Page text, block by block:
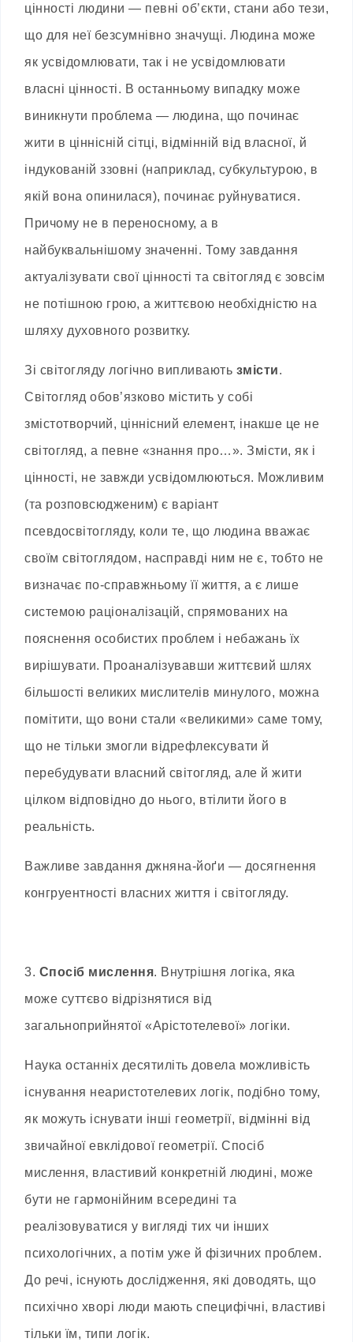
цінності людини — певні об’єкти, стани або тези,
що для неї безсумнівно значущі. Людина може
як усвідомлювати, так і не усвідомлювати
власні цінності. В останньому випадку може
виникнути проблема — людина, що починає
жити в ціннісній сітці, відмінній від власної, й
індукованій ззовні (наприклад, субкультурою, в
якій вона опинилася), починає руйнуватися.
Причому не в переносному, а в
найбуквальнішому значенні. Тому завдання
актуалізувати свої цінності та світогляд є зовсім
не потішною грою, а життєвою необхідністю на
шляху духовного розвитку.
Зі світогляду логічно випливають змісти.
Світогляд обов’язково містить у собі
змістотворчий, ціннісний елемент, інакше це не
світогляд, а певне «знання про…». Змісти, як і
цінності, не завжди усвідомлюються. Можливим
(та розповсюдженим) є варіант
псевдосвітогляду, коли те, що людина вважає
своїм світоглядом, насправді ним не є, тобто не
визначає по-справжньому її життя, а є лише
системою раціоналізацій, спрямованих на
пояснення особистих проблем і небажань їх
вирішувати. Проаналізувавши життєвий шлях
більшості великих мислителів минулого, можна
помітити, що вони стали «великими» саме тому,
що не тільки змогли відрефлексувати й
перебудувати власний світогляд, але й жити
цілком відповідно до нього, втілити його в
реальність.
Важливе завдання джняна-йоґи — досягнення
конгруентності власних життя і світогляду.
3. Спосіб мислення. Внутрішня логіка, яка
може суттєво відрізнятися від
загальноприйнятої «Арістотелевої» логіки.
Наука останніх десятиліть довела можливість
існування неаристотелевих логік, подібно тому,
як можуть існувати інші геометрії, відмінні від
звичайної евклідової геометрії. Спосіб
мислення, властивий конкретній людині, може
бути не гармонійним всередині та
реалізовуватися у вигляді тих чи інших
психологічних, а потім уже й фізичних проблем.
До речі, існують дослідження, які доводять, що
психічно хворі люди мають специфічні, властиві
тільки їм, типи логік.